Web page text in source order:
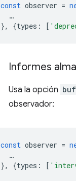
const observer =
…
},
{types : [
Informes
Usa la opción
observador:
const observer =
…
},
{types : [